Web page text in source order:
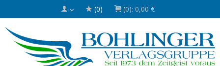
(0) (0): 0,00 €